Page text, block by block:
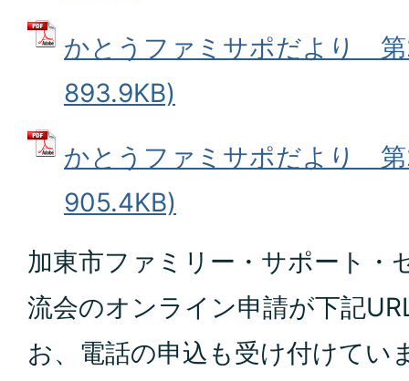
かとうファミサポだより
893.9KB)
かとうファミサポだより
905.4KB)
加東市ファミリー・サポート・
流会のオンライン申請が下記
お、電話の申込も受け付けてい